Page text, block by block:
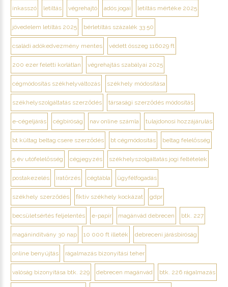
inkasszó letiltás végrehajtó adós jogai letiltás mértéke 2025
jövedelem letiltás 2025 bérletiltás százalék 33 50
családi adókedvezmény mentes védett összeg 116029 ft
200 ezer feletti korlátlan végrehajtás szabályai 2025
cégmódosítás székhelyváltozás székhely módosítása
székhelyszolgáltatás szerződés társasági szerződés módosítás
e-cégeljárás cégbíróság nav online számla tulajdonosi hozzájárulás
bt kültag beltag csere szerződés bt cégmódosítás beltag felelősség
5 év utófelelősség cégjegyzés székhelyszolgáltatás jogi feltételek
postakezelés iratőrzés cégtábla ügyfélfogadás
székhely szerződés fiktív székhely kockázat gdpr
becsületsértés feljelentés e-papír magánvád debrecen btk. 227
magánindítvány 30 nap 10 000 ft illeték debreceni járásbíróság
online benyújtás rágalmazás bizonyítási teher
valóság bizonyítása btk. 229 debrecen magánvád btk. 226 rágalmazás